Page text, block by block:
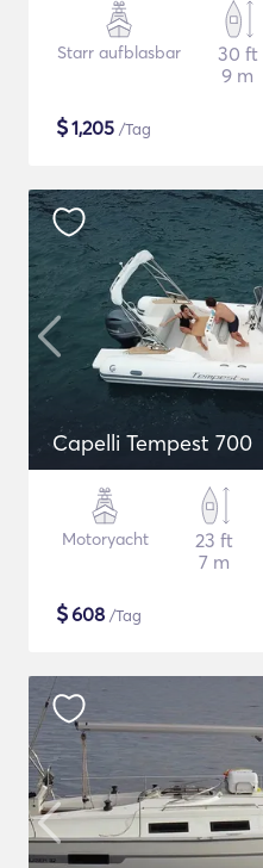
Starr aufblasbar
30 ft
9 m
$1,205 /Tag
Capelli Tempest 700
Motoryacht
23 ft
7 m
$608 /Tag